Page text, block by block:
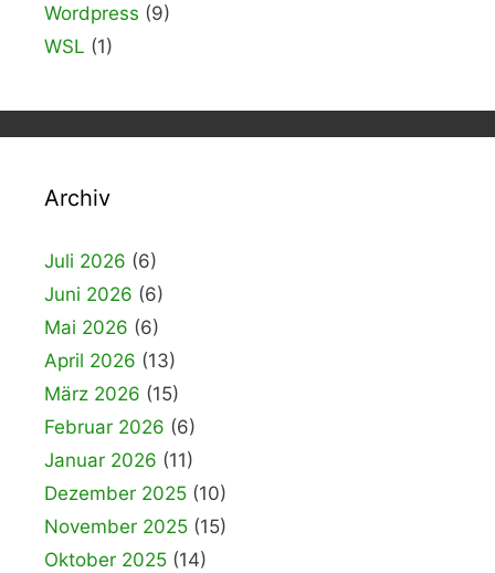
Wordpress (9)
WSL (1)
Archiv
Juli 2026 (6)
Juni 2026 (6)
Mai 2026 (6)
April 2026 (13)
März 2026 (15)
Februar 2026 (6)
Januar 2026 (11)
Dezember 2025 (10)
November 2025 (15)
Oktober 2025 (14)